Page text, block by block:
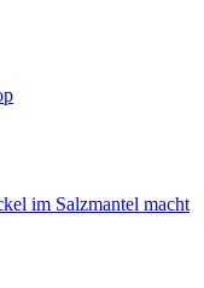
im Salzmantel macht